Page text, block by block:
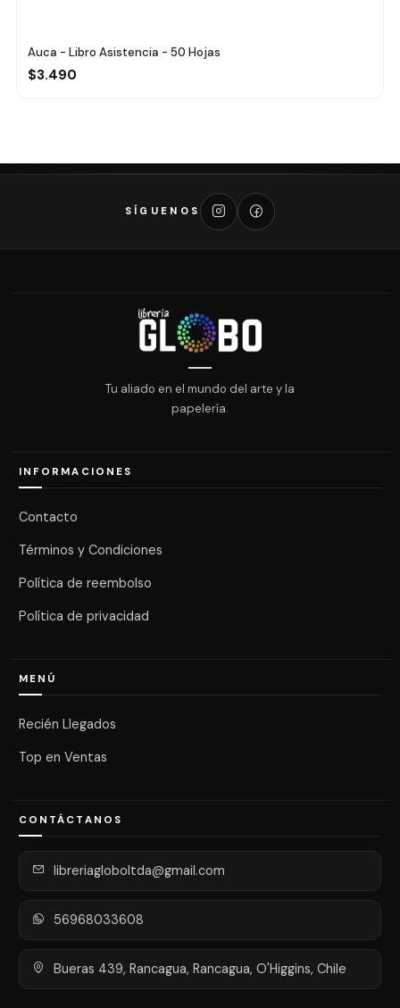
Auca - Libro Asistencia - 50 Hojas
$3.490
SÍGUENOS
Tu aliado en el mundo del arte y la
papelería.
INFORMACIONES
Contacto
Términos y Condiciones
Política de reembolso
Política de privacidad
MENÚ
Recién Llegados
Top en Ventas
CONTÁCTANOS
libreriagloboltda@gmail.com
56968033608
Bueras 439, Rancagua, Rancagua, O'Higgins, Chile